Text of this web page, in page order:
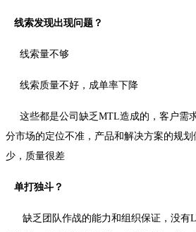
线索发现出现问题？
线索量不够
线索质量不好，成单率下降
这些都是公司缺乏MTL造成的，客户需
分市场的定位不准，产品和解决方案的规
少，质量很差
单打独斗？
缺乏团队作战的能力和组织保证，没有